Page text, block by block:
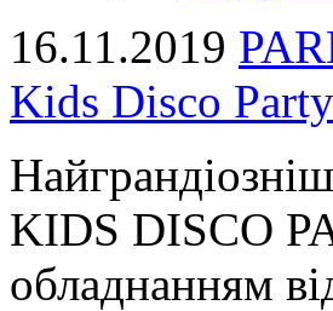
16.11.2019
Kids Disco Party
KIDS DISCO
обладнанням